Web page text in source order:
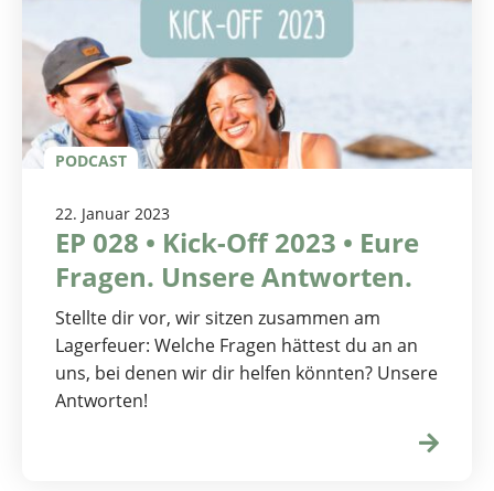
PODCAST
22. Januar 2023
EP 028 • Kick-Off 2023 • Eure
Fragen. Unsere Antworten.
Stellte dir vor, wir sitzen zusammen am
Lagerfeuer: Welche Fragen hättest du an an
uns, bei denen wir dir helfen könnten? Unsere
Antworten!